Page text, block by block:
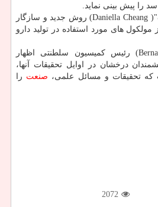
را پیش بینی نماید.
در همین حال، "دانیلا چیانگ"( Daniella Cheang) روش جدید و سازگار
های مورد استفاده در تولید دارو
"برنارد تیلور"( Bernard Taylor) رئیس کمیسیون سلطنتی اظهار
درخشان در اوایل تحقیقات آنها،
که تحقیقات و مسائل علمی، صنعت را
2072